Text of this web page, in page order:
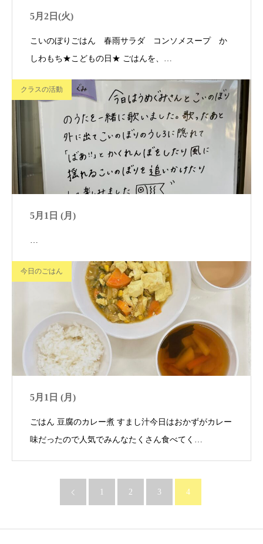
5月2日(火)
こいのぼりごはん 春雨サラダ コンソメスープ か
しわもち★こどもの日★ ごはんを、…
クラスの活動
5月1日 (月)
…
今日のごはん
5月1日 (月)
ごはん 豆腐のカレー煮 すまし汁今日はおかずがカレー
味だったので人気でみんなたくさん食べてく…
1 2 3 4